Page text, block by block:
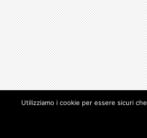
Utilizziamo i cookie per essere sicuri